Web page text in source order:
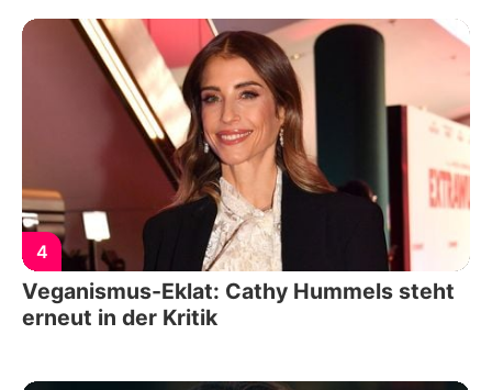
4
Veganismus-Eklat: Cathy Hummels steht
erneut in der Kritik